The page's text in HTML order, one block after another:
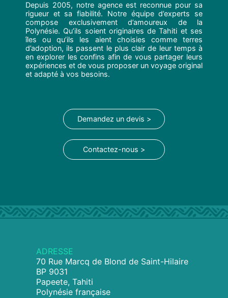
Depuis 2005, notre agence est reconnue pour sa
rigueur et sa fiabilité. Notre équipe d’experts se
compose exclusivement d’amoureux de la
Polynésie. Qu’ils soient originaires de Tahiti et ses
îles ou qu’ils les aient choisies comme terres
d’adoption, ils passent le plus clair de leur temps à
en explorer les confins afin de vous partager leurs
expériences et de vous proposer un voyage original
et adapté à vos besoins.
Demandez un devis >
Contactez-nous >
ADRESSE
70 Rue Marcq de Blond de Saint-Hilaire
BP 9031
Papeete, Tahiti
Polynésie française